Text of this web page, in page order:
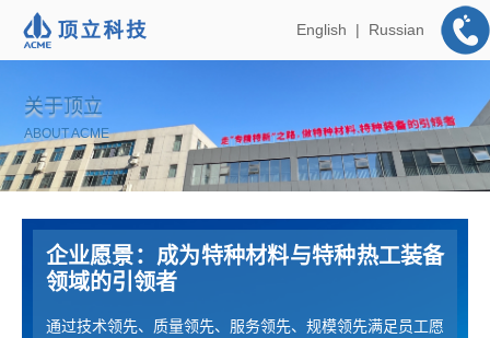
English | Russian
关于顶立
ABOUT ACME
企业愿景：成为特种材料与特种热工装备
领域的引领者
通过技术领先、质量领先、服务领先、规模领先满足员工愿